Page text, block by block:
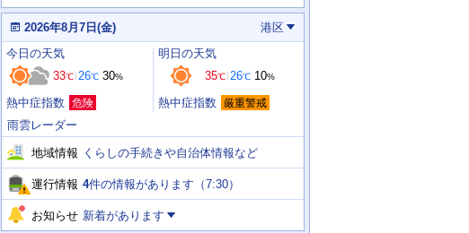
情
報
ス
本
日
の
天
気
、
運
情
報
2026年8月7日(金) 港区
今
日
明
日
の
天
気
今日 の天気
33℃ 26℃ 30%
熱中症指数 危険
明日 の天気
35℃ 26℃ 10%
熱中症指数 厳重警戒
雨雲レーダー
地域情報 くらしの手続きや自治体情報など
運行情報 4件の情報があります（7:30）
お知らせ 新着があります